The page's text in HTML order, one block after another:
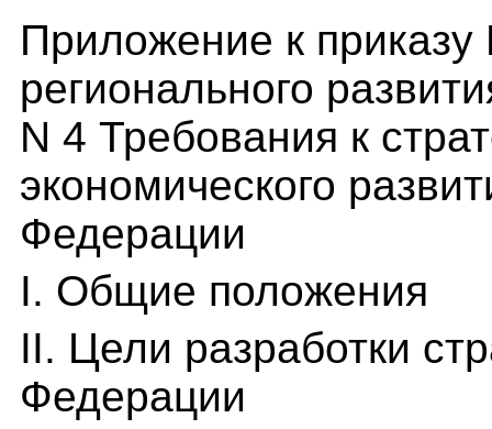
Приложение к приказу
регионального
N 4 Требования к
экономического
Федерации
I. Общие положения
II. Цели разработки
Федерации